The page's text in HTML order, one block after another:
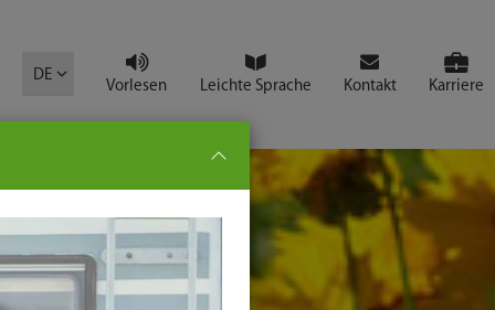
DE
Vorlesen Leichte Sprache Kontakt Karriere